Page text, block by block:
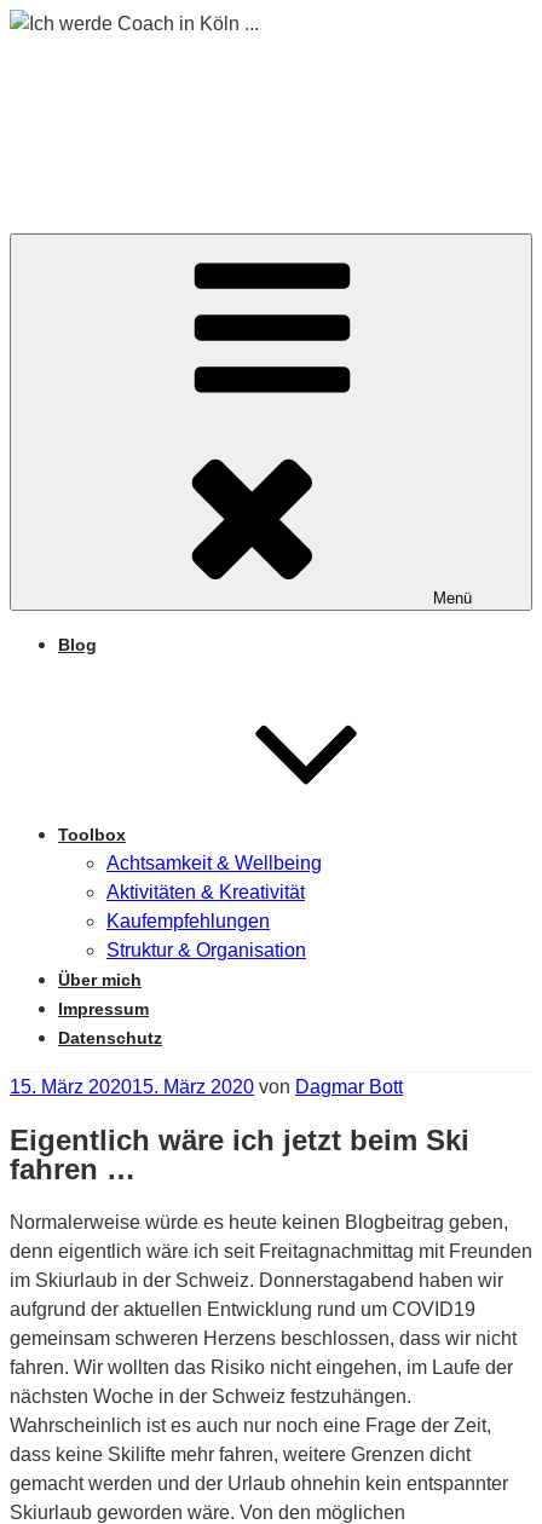
Zum
Menü
Blog
Toolbox
Achtsamkeit & Wellbeing
Aktivitäten & Kreativität
Kaufempfehlungen
Struktur & Organisation
Über mich
Impressum
Datenschutz
Veröffentlicht
15. März 202015. März 2020 von Dagmar Bott
Eigentlich wäre ich jetzt beim Ski
fahren …
Normalerweise würde es heute keinen Blogbeitrag geben,
denn eigentlich wäre ich seit Freitagnachmittag mit Freunden
im Skiurlaub in der Schweiz. Donnerstagabend haben wir
aufgrund der aktuellen Entwicklung rund um COVID19
gemeinsam schweren Herzens beschlossen, dass wir nicht
fahren. Wir wollten das Risiko nicht eingehen, im Laufe der
nächsten Woche in der Schweiz festzuhängen.
Wahrscheinlich ist es auch nur noch eine Frage der Zeit,
dass keine Skilifte mehr fahren, weitere Grenzen dicht
gemacht werden und der Urlaub ohnehin kein entspannter
Skiurlaub geworden wäre. Von den möglichen